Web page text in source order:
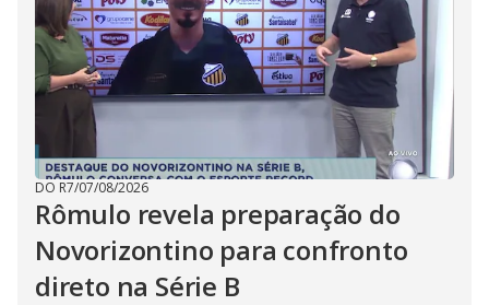
DO R7/07/08/2026
Rômulo revela preparação do
Novorizontino para confronto
direto na Série B